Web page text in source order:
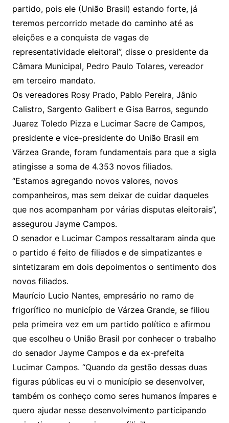
partido, pois ele (União Brasil) estando forte, já
teremos percorrido metade do caminho até as
eleições e a conquista de vagas de
representatividade eleitoral”, disse o presidente da
Câmara Municipal, Pedro Paulo Tolares, vereador
em terceiro mandato.
Os vereadores Rosy Prado, Pablo Pereira, Jânio
Calistro, Sargento Galibert e Gisa Barros, segundo
Juarez Toledo Pizza e Lucimar Sacre de Campos,
presidente e vice-presidente do União Brasil em
Värzea Grande, foram fundamentais para que a sigla
atingisse a soma de 4.353 novos filiados.
“Estamos agregando novos valores, novos
companheiros, mas sem deixar de cuidar daqueles
que nos acompanham por várias disputas eleitorais”,
assegurou Jayme Campos.
O senador e Lucimar Campos ressaltaram ainda que
o partido é feito de filiados e de simpatizantes e
sintetizaram em dois depoimentos o sentimento dos
novos filiados.
Maurício Lucio Nantes, empresário no ramo de
frigorífico no município de Várzea Grande, se filiou
pela primeira vez em um partido político e afirmou
que escolheu o União Brasil por conhecer o trabalho
do senador Jayme Campos e da ex-prefeita
Lucimar Campos. “Quando da gestão dessas duas
figuras públicas eu vi o município se desenvolver,
também os conheço como seres humanos ímpares e
quero ajudar nesse desenvolvimento participando